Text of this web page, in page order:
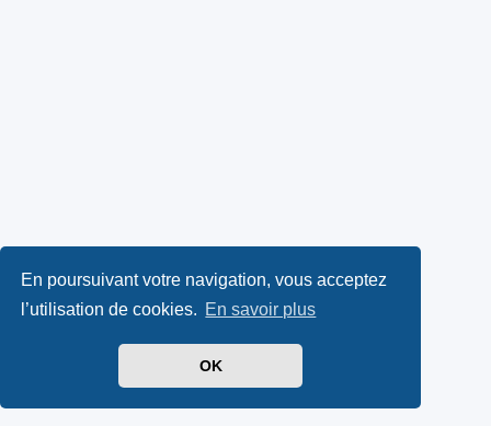
En poursuivant votre navigation, vous acceptez
l’utilisation de cookies. En savoir plus
OK